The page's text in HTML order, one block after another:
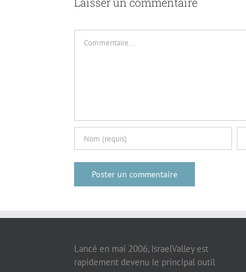
Lancé en mai 2006, IsraelValley est
rapidement devenu le principal outil